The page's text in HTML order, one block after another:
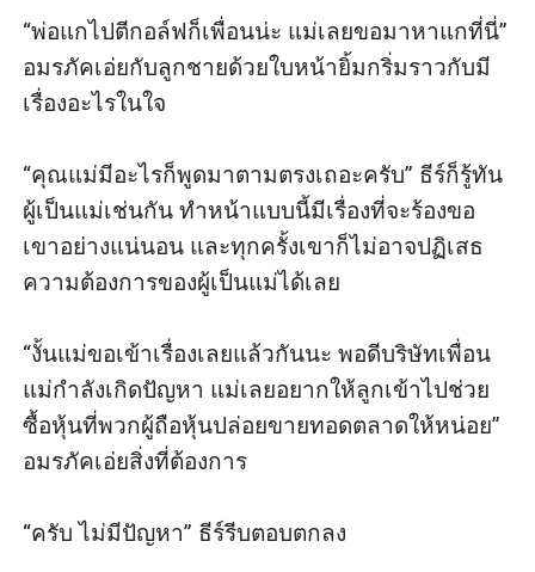
“พ่อแกไปตีกอล์ฟก็เพื่อนน่ะ แม่เลยขอมาหาแกที่นี่”
อมรภัคเอ่ยกับลูกชายด้วยใบหน้ายิ้มกริ่มราวกับมี
เรื่องอะไรในใจ
“คุณแม่มีอะไรก็พูดมาตามตรงเถอะครับ” ธีร์ก็รู้ทัน
ผู้เป็นแม่เช่นกัน ทำหน้าแบบนี้มีเรื่องที่จะร้องขอ
เขาอย่างแน่นอน และทุกครั้งเขาก็ไม่อาจปฏิเสธ
ความต้องการของผู้เป็นแม่ได้เลย
“งั้นแม่ขอเข้าเรื่องเลยแล้วกันนะ พอดีบริษัทเพื่อน
แม่กำลังเกิดปัญหา แม่เลยอยากให้ลูกเข้าไปช่วย
ซื้อหุ้นที่พวกผู้ถือหุ้นปล่อยขายทอดตลาดให้หน่อย”
อมรภัคเอ่ยสิ่งที่ต้องการ
“ครับ ไม่มีปัญหา” ธีร์รีบตอบตกลง